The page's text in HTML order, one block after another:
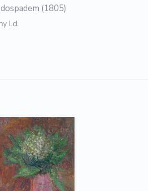
(1805)
l.d.